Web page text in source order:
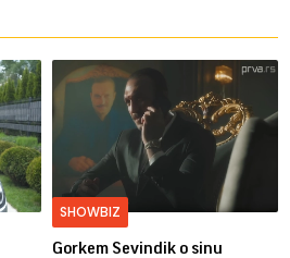
SHOWBIZ
Gorkem Sevindik o sinu